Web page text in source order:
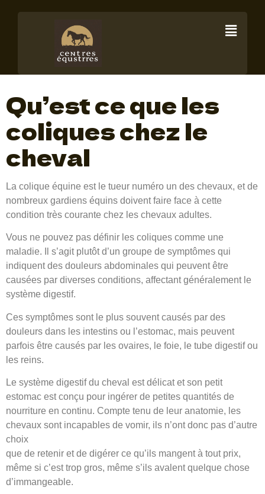
La colique
chez le cheval
Qu’est ce que les
coliques chez le
cheval
La colique équine est le tueur numéro un des chevaux, et de
nombreux gardiens équins doivent faire face à cette
condition très courante chez les chevaux adultes.
Vous ne pouvez pas définir les coliques comme une
maladie. Il s’agit plutôt d’un groupe de symptômes qui
indiquent des douleurs abdominales qui peuvent être
causées par diverses conditions, affectant généralement le
système digestif.
Ces symptômes sont le plus souvent causés par des
douleurs dans les intestins ou l’estomac, mais peuvent
parfois être causés par les ovaires, le foie, le tube digestif ou
les reins.
Le système digestif du cheval est délicat et son petit
estomac est conçu pour ingérer de petites quantités de
nourriture en continu. Compte tenu de leur anatomie, les
chevaux sont incapables de vomir, ils n’ont donc pas d’autre
choix
que de retenir et de digérer ce qu’ils mangent à tout prix,
même si c’est trop gros, même s’ils avalent quelque chose
d’immangeable.